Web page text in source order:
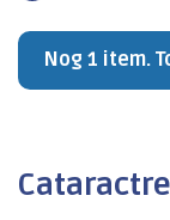
Nog 1 item.